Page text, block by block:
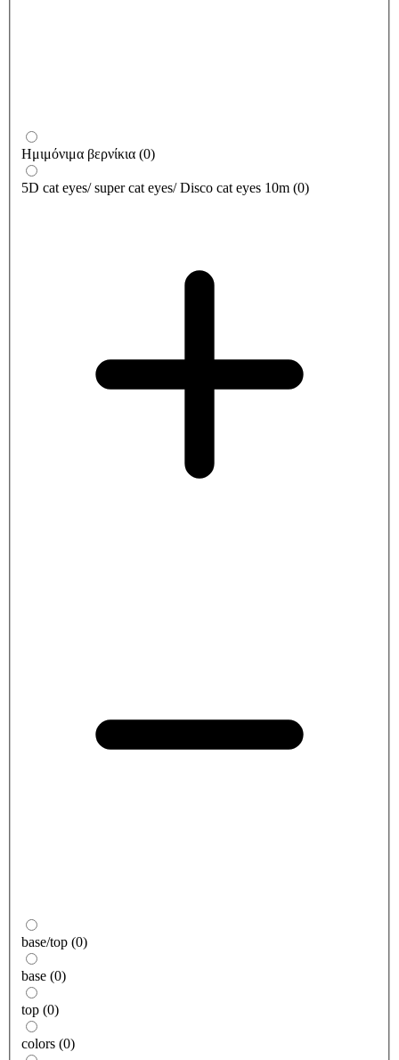
Ημιμόνιμα βερνίκια (0)
5D cat eyes/ super cat eyes/ Disco cat eyes 10m (0)
base/top (0)
base (0)
top (0)
colors (0)